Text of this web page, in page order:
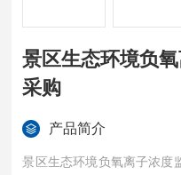
景区生态环境负
采购
产品简介
景区生态环境负氧离子浓度